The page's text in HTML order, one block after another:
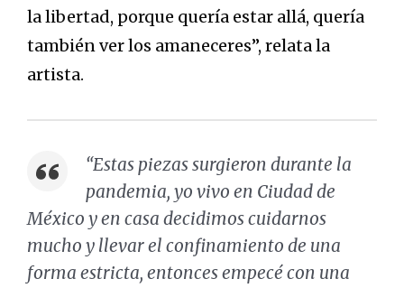
la libertad, porque quería estar allá, quería
también ver los amaneceres”, relata la
artista.
“Estas piezas surgieron durante la
pandemia, yo vivo en Ciudad de
México y en casa decidimos cuidarnos
mucho y llevar el confinamiento de una
forma estricta, entonces empecé con una